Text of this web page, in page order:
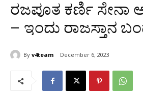
ರಜಪೂತ ಕರ್ಣಿ ಸೇನಾ
– ಇಂದು ರಾಜಸ್ತಾನ
By v4team December 6, 2023